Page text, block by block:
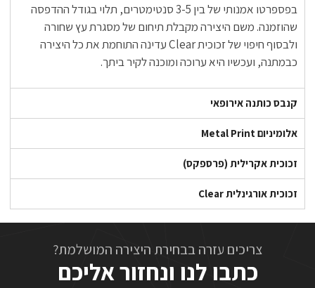
בפספרטו אמנותי של בין 3-5 סנטימטרים, תלוי בגודל ההדפסה
שהוזמנה. משם היצירה מקבלת תיחום של מסגרת עץ שחורה
ולבסוף חיפוי של זכוכית Clear עדינה התוחמת את כל היצירה
כבמתנה, ועכשיו היא ערוכה ומוכנה לקיר ביתך.
קנבס כותנה אירופאי
אלומיניום Metal Print
זכוכית אקרילית (פרספקס)
זכוכית אורגינלית Clear
צריכים עזרה בבחירת היצירה המושלמת?
כתבו לנו ונחזור אליכם